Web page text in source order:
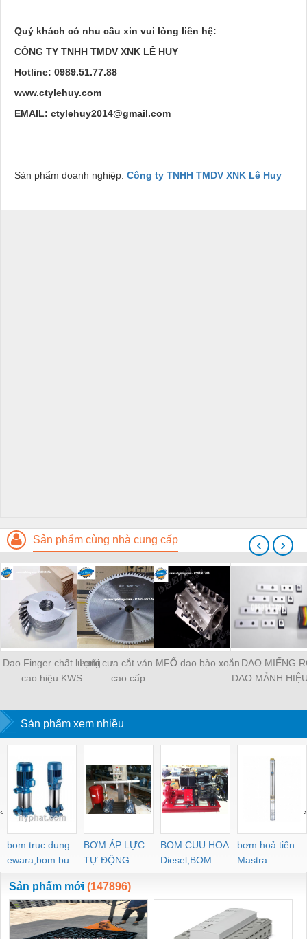
Quý khách có nhu cầu xin vui lòng liên hệ:
CÔNG TY TNHH TMDV XNK LÊ HUY
Hotline: 0989.51.77.88
www.ctylehuy.com
EMAIL: ctylehuy2014@gmail.com
Sản phẩm doanh nghiệp: Công ty TNHH TMDV XNK Lê Huy
Sản phẩm cùng nhà cung cấp
Dao Finger chất lượng
cao hiệu KWS
Lưỡi cưa cắt ván MFC
cao cấp
Ổ dao bào xoắn DAO MIẾNG
DAO MẢNH
‹ ›
Sản phẩm xem nhiều
bom truc dung
ewara,bom bu
ewara
BƠM ÁP LỰC
TỰ ĐỘNG
BOM CUU HOA
Diesel,BOM
CHUA CHAY
bơm hoả tiển
Mastra
‹ ›
Sản phẩm mới (147896)